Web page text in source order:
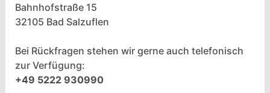
Bahnhofstraße 15
32105 Bad Salzuflen
Bei Rückfragen stehen wir gerne auch telefonisch
zur Verfügung:
+49 5222 930990